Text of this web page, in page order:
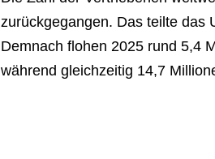
zurückgegangen. Das teilte das
Demnach flohen 2025 rund 5,4
während gleichzeitig 14,7